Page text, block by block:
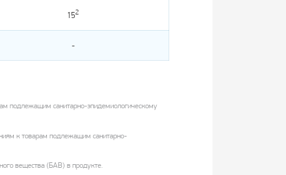
152
-
подлежащим санитарно-эпидемиологическому
к товарам подлежащим санитарно-
вещества (БАВ) в продукте.